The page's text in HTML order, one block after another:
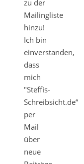
zu der
Mailingliste
hinzu!
Ich bin
einverstanden,
dass
mich
"Steffis-
Schreibsicht.de“
per
Mail
über
neue